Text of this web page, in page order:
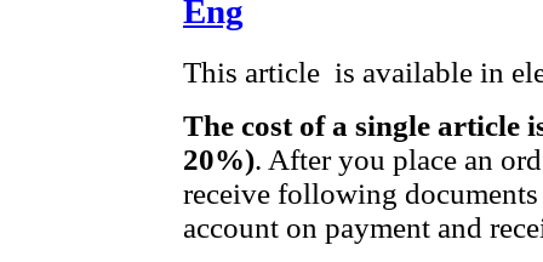
Eng
This article is available in
The cost of a single article
20%). After you place an
receive following
account on payment and